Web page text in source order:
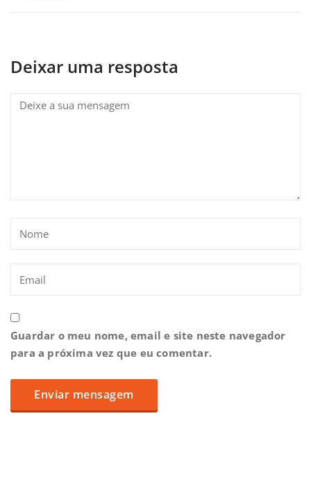
Deixar uma resposta
Guardar o meu nome, email e site neste navegador
para a próxima vez que eu comentar.